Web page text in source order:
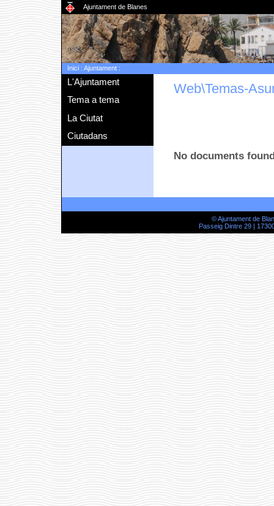
Ajuntament de Blanes
Inici: Ajuntament:
L'Ajuntament
Tema a tema
La Ciutat
Ciutadans
Web\Temas-
No documents
© Ajuntament de
Passeig Dintre 29 |